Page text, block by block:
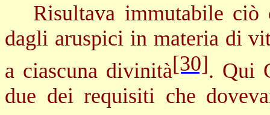
Risultava immutabile
dagli aruspici in materia di
a ciascuna divinità[30]. Qui
due dei requisiti che